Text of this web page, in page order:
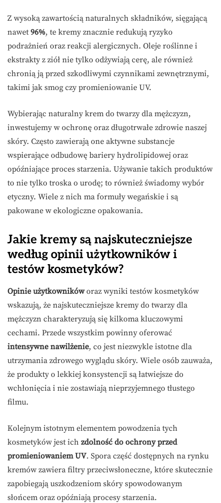
Z wysoką zawartością naturalnych składników, sięgającą
nawet 96%, te kremy znacznie redukują ryzyko
podrażnień oraz reakcji alergicznych. Oleje roślinne i
ekstrakty z ziół nie tylko odżywiają cerę, ale również
chronią ją przed szkodliwymi czynnikami zewnętrznymi,
takimi jak smog czy promieniowanie UV.
Wybierając naturalny krem do twarzy dla mężczyzn,
inwestujemy w ochronę oraz długotrwałe zdrowie naszej
skóry. Często zawierają one aktywne substancje
wspierające odbudowę bariery hydrolipidowej oraz
opóźniające proces starzenia. Używanie takich produktów
to nie tylko troska o urodę; to również świadomy wybór
etyczny. Wiele z nich ma formuły wegańskie i są
pakowane w ekologiczne opakowania.
Jakie kremy są najskuteczniejsze
według opinii użytkowników i
testów kosmetyków?
Opinie użytkownikóworaz wyniki testów kosmetyków
wskazują, że najskuteczniejsze kremy do twarzy dla
mężczyzn charakteryzują się kilkoma kluczowymi
cechami. Przede wszystkim powinny oferować
intensywne nawilżenie, co jest niezwykle istotne dla
utrzymania zdrowego wyglądu skóry. Wiele osób zauważa,
że produkty o lekkiej konsystencji są łatwiejsze do
wchłonięcia i nie zostawiają nieprzyjemnego tłustego
filmu.
Kolejnym istotnym elementem powodzenia tych
kosmetyków jest ich zdolność do ochrony przed
promieniowaniem UV. Spora część dostępnych na rynku
kremów zawiera filtry przeciwsłoneczne, które skutecznie
zapobiegają uszkodzeniom skóry spowodowanym
słońcem oraz opóźniają procesy starzenia.